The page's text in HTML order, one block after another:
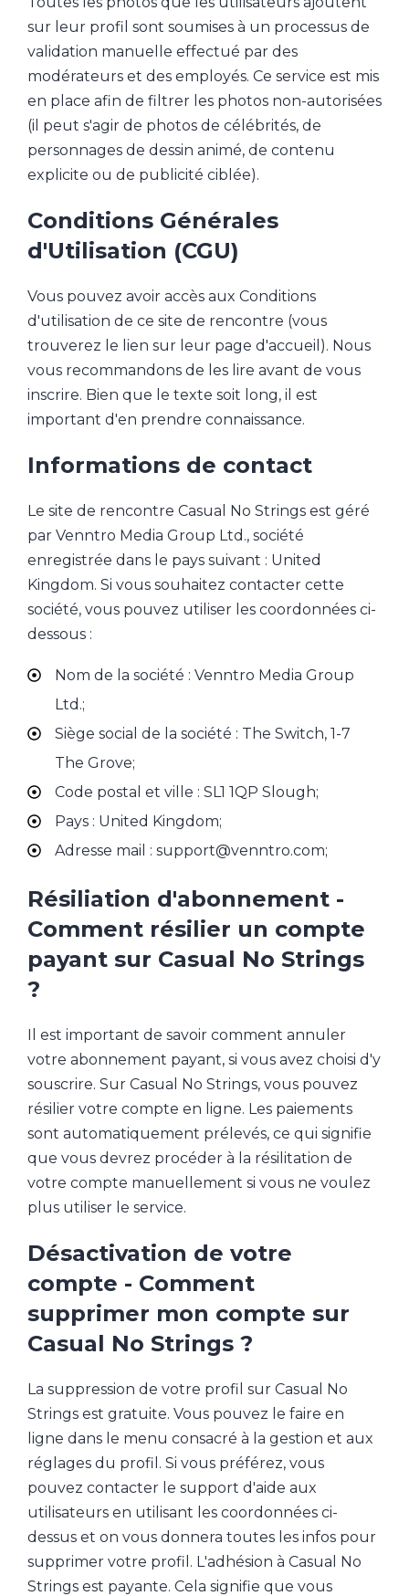
sur leur profil sont soumises à un processus de
validation manuelle effectué par des
modérateurs et des employés. Ce service est mis
en place afin de filtrer les photos non-autorisées
(il peut s'agir de photos de célébrités, de
personnages de dessin animé, de contenu
explicite ou de publicité ciblée).
Conditions Générales
d'Utilisation (CGU)
Vous pouvez avoir accès aux Conditions
d'utilisation de ce site de rencontre (vous
trouverez le lien sur leur page d'accueil). Nous
vous recommandons de les lire avant de vous
inscrire. Bien que le texte soit long, il est
important d'en prendre connaissance.
Informations de contact
Le site de rencontre Casual No Strings est géré
par Venntro Media Group Ltd., société
enregistrée dans le pays suivant : United
Kingdom. Si vous souhaitez contacter cette
société, vous pouvez utiliser les coordonnées ci-
dessous :
Nom de la société : Venntro Media Group
Ltd.;
Siège social de la société : The Switch, 1-7
The Grove;
Code postal et ville : SL1 1QP Slough;
Pays : United Kingdom;
Adresse mail : support@venntro.com;
Résiliation d'abonnement -
Comment résilier un compte
payant sur Casual No Strings
?
Il est important de savoir comment annuler
votre abonnement payant, si vous avez choisi d'y
souscrire. Sur Casual No Strings, vous pouvez
résilier votre compte en ligne. Les paiements
sont automatiquement prélevés, ce qui signifie
que vous devrez procéder à la résilitation de
votre compte manuellement si vous ne voulez
plus utiliser le service.
Désactivation de votre
compte - Comment
supprimer mon compte sur
Casual No Strings ?
La suppression de votre profil sur Casual No
Strings est gratuite. Vous pouvez le faire en
ligne dans le menu consacré à la gestion et aux
réglages du profil. Si vous préférez, vous
pouvez contacter le support d'aide aux
utilisateurs en utilisant les coordonnées ci-
dessus et on vous donnera toutes les infos pour
supprimer votre profil. L'adhésion à Casual No
Strings est payante. Cela signifie que vous